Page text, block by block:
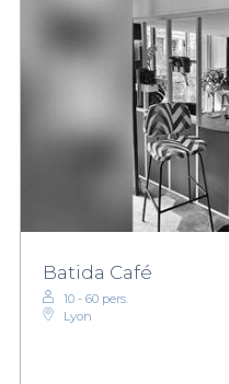
Batida Café
10 - 60 pers.
Lyon